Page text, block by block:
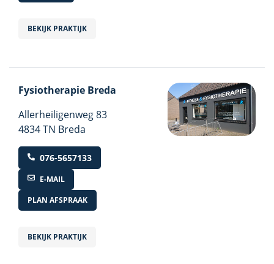
BEKIJK PRAKTIJK
Fysiotherapie Breda
Allerheiligenweg83
4834 TN Breda
076-5657133
E-MAIL
PLAN AFSPRAAK
BEKIJK PRAKTIJK